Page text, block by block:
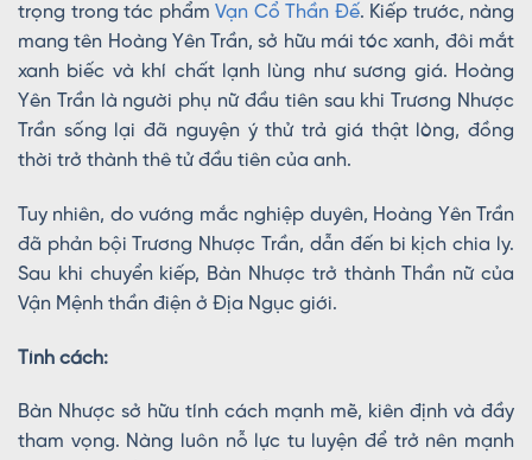
trọng trong tác phẩm Vạn Cổ Thần Đế. Kiếp trước, nàng
mang tên Hoàng Yên Trần, sở hữu mái tóc xanh, đôi mắt
xanh biếc và khí chất lạnh lùng như sương giá. Hoàng
Yên Trần là người phụ nữ đầu tiên sau khi Trương Nhược
Trần sống lại đã nguyện ý thử trả giá thật lòng, đồng
thời trở thành thê tử đầu tiên của anh.
Tuy nhiên, do vướng mắc nghiệp duyên, Hoàng Yên Trần
đã phản bội Trương Nhược Trần, dẫn đến bi kịch chia ly.
Sau khi chuyển kiếp, Bàn Nhược trở thành Thần nữ của
Vận Mệnh thần điện ở Địa Ngục giới.
Tính cách:
Bàn Nhược sở hữu tính cách mạnh mẽ, kiên định và đầy
tham vọng. Nàng luôn nỗ lực tu luyện để trở nên mạnh